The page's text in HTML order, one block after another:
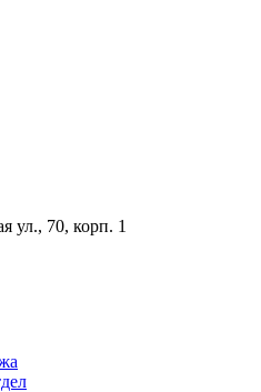
ул., 70, корп. 1